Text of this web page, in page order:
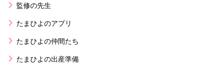
監修の先生
たまひよのアプリ
たまひよの仲間たち
たまひよの出産準備